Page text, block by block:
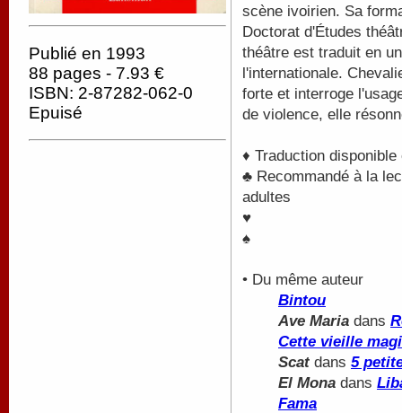
Publié en 1993
88 pages - 7.93 €
ISBN: 2-87282-062-0
Epuisé
scène ivoirien. Sa
Doctorat d'Études
théâtre est traduit en
l'internationale.
forte et interroge
de violence, elle
♦ Traduction
♣ Recommandé à la
adultes
♥
♠
• Du même auteur
Bintou
Ave Maria dans
Cette vieille
Scat dans 5
El Mona dans
Fama